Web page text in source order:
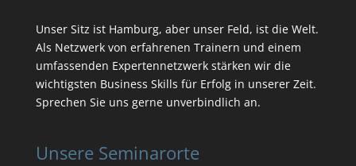
Unser Sitz ist Hamburg, aber unser Feld, ist die Welt.
Als Netzwerk von erfahrenen Trainern und einem
umfassenden Expertennetzwerk stärken wir die
wichtigsten Business Skills für Erfolg in unserer Zeit.
Sprechen Sie uns gerne unverbindlich an.
Unsere Seminarorte